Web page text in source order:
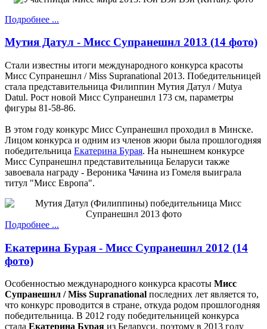
Подробнее ...
Мутия Датул - Мисс Супранешнл 2013 (14 фото)
Стали известны итоги международного конкурса красоты
Мисс Супранешнл / Miss Supranational 2013. Победительницей
стала представительница Филиппин Мутия Датул / Mutya
Datul. Рост новой Мисс Супранешнл 173 см, параметры
фигуры 81-58-86.
В этом году конкурс Мисс Супранешнл проходил в Минске.
Лицом конкурса и одним из членов жюри была прошлогодняя
победительница Екатерина Бурая. На нынешнем конкурсе
Мисс Супранешнл представительница Беларуси также
завоевала награду - Вероника Чачина из Гомеля выиграла
титул "Мисс Европа".
Подробнее ...
Екатерина Бурая - Мисс Супранешнл 2012 (14
фото)
Особенностью международного конкурса красоты Мисс
Супранешнл / Miss Supranational последних лет является то,
что конкурс проводится в стране, откуда родом прошлогодняя
победительница. В 2012 году победительницей конкурса
стала Екатерина Бурая из Беларуси, поэтому в 2013 году